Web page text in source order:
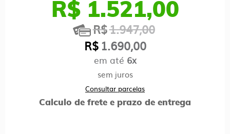
R$ 1.521,00
R$1.947,00
R$ 1.690,00
O
preço
atual
é:
em até 6x
sem juros
Consultar parcelas
Calculo de frete e prazo de entrega